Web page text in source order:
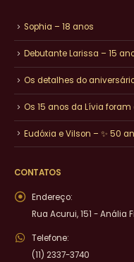
Sophia – 18 anos
Debutante Larissa – 15
Os detalhes do
Os 15 anos da Lívia
Eudóxia e Vilson – ✨ 50
CONTATOS
Endereço:
Rua Acurui, 151 - Anália
Telefone:
(11) 2337-3740